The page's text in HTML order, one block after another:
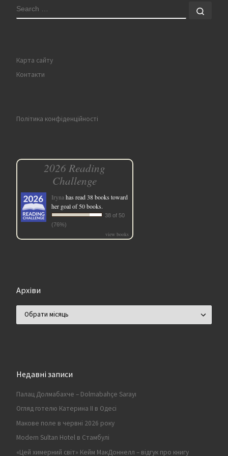
SEARCH
Карта сайту
Контакти
Політика конфіденційності
2026 Reading
Challenge
Irynahas read 38 books toward
her goal of 50 books.
38 of 50
(76%)
view books
Архіви
Недавні записи
Палац Долмабахче – Dolmabahçe Sarayı
Огляд готелю Катерина II в Одесі
Макове поле в червні 2026 року
Modern Sultan Hotel в Стамбулі
«Цей химерний світ» Кейм МакДоннелл – відгук про книгу